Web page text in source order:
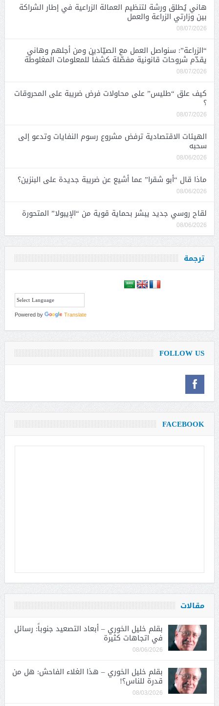
هاني يُطلق ورشة لتنظيم العمالة الزراعية في إطار الشراكة
بين وزارتي الزراعة والعمل
08/07/2026
“الزراعة”: سنواصل العمل مع الصيّادين ومن أجلهم وهاني
يقدّم شروحات قانونية مفصّلة كشفاً للمعلومات المغلوطة
08/07/2026
كيف علق “طليس” على محاولات فرض ضريبة على المحروقات
؟
08/07/2026
الهيئات الاقتصادية ترفض مشروع رسوم النفايات وتدعو إلى
سحبه
08/06/2026
ماذا قال “أبو شقرا” عما أشيع عن ضريبة جديدة على البنزين؟
08/06/2026
لقاح روسي جديد يبشر بحماية قوية من “الإيبولا” المتحورة
08/06/2026
ترجمة
Powered by Translate
FOLLOW US
FACEBOOK
مقالات
بقلم خليل الخوري – أبعاد التصعيد جنوباً: رسائل
في اتجاهات كثيرة
08/06/2026
بقلم خليل الخوري – هذا الغلاء الفاحش: هل من
قدرة للناس؟!
08/03/2026